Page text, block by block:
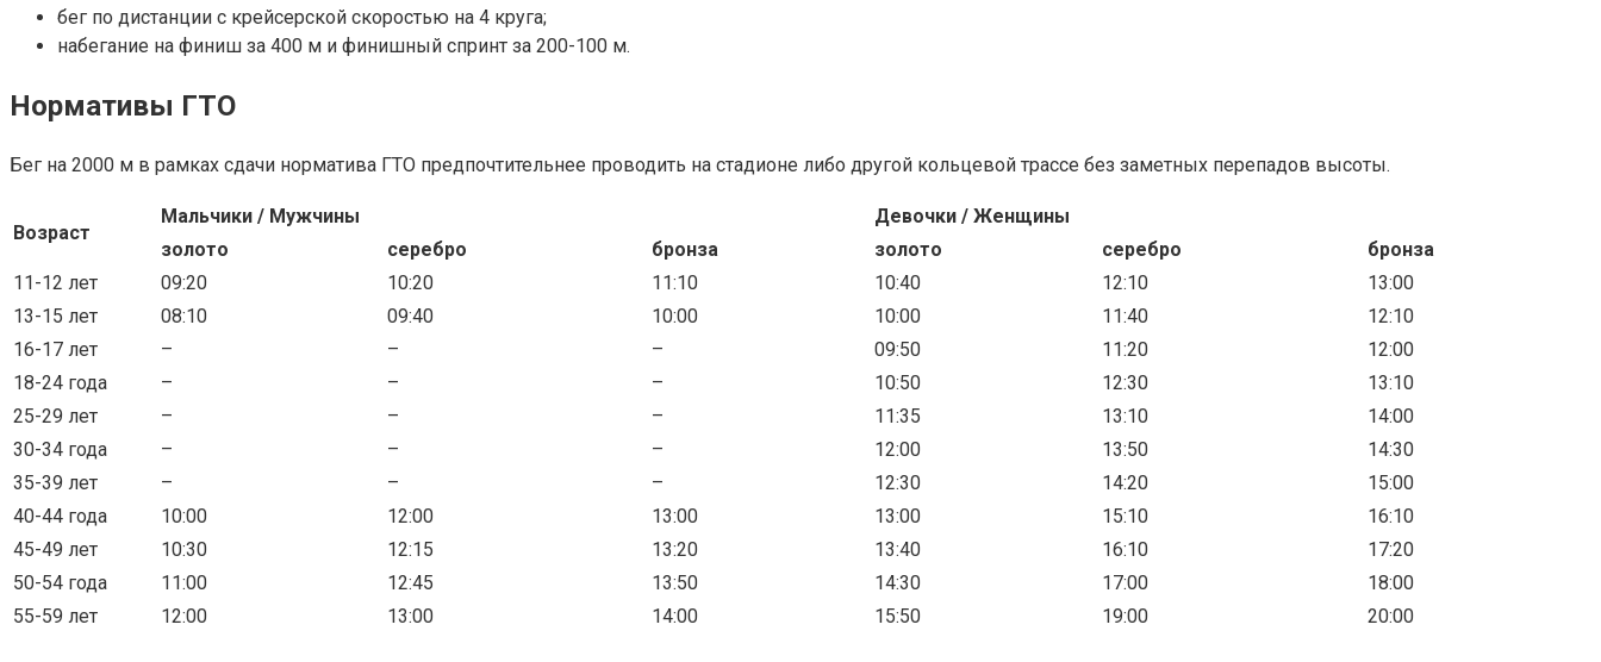
бег по дистанции с крейсерской скоростью на 4 круга;
набегание на финиш за 400 м и финишный спринт за 200-100 м.
Нормативы ГТО
Бег на 2000 м в рамках сдачи норматива ГТО предпочтительнее проводить на стадионе либо другой кольцевой трассе без заметных перепадов высоты.
Возраст
Мальчики / Мужчины
Девочки / Женщины
золото
серебро бронза золото серебро
бронза
11-12 лет
09:20 10:20 11:10 10:40 12:10
13:00
13-15 лет
08:10 09:40 10:00 10:00 11:40
12:10
16-17 лет
– – – 09:50 11:20
12:00
18-24 года
– – – 10:50 12:30
13:10
25-29 лет
– – – 11:35 13:10
14:00
30-34 года
– – – 12:00 13:50
14:30
35-39 лет
– – – 12:30 14:20
15:00
40-44 года
10:00 12:00 13:00 13:00 15:10
16:10
45-49 лет
10:30 12:15 13:20 13:40 16:10
17:20
50-54 года
11:00 12:45 13:50 14:30 17:00
18:00
55-59 лет
12:00 13:00 14:00 15:50 19:00 20:00